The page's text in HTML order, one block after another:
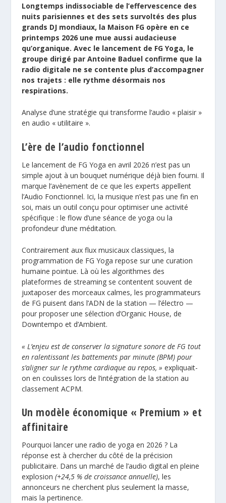
Longtemps indissociable de l’effervescence des
nuits parisiennes et des sets survoltés des plus
grands DJ mondiaux, la Maison FGopère en ce
printemps 2026 une mue aussi audacieuse
qu’organique. Avec le lancement de FG Yoga, le
groupe dirigé par Antoine Baduel confirme que la
radio digitale ne se contente plus d’accompagner
nos trajets : elle rythme désormais nos
respirations.
Analyse d’une stratégie qui transforme l’audio « plaisir »
en audio « utilitaire ».
L’ère de l’audio fonctionnel
Le lancement de FG Yoga en avril 2026 n’est pas un
simple ajout à un bouquet numérique déjà bien fourni. Il
marque l’avènement de ce que les experts appellent
l’Audio Fonctionnel. Ici, la musique n’est pas une fin en
soi, mais un outil conçu pour optimiser une activité
spécifique : le flow d’une séance de yoga ou la
profondeur d’une méditation.
Contrairement aux flux musicaux classiques, la
programmation de FG Yoga repose sur une curation
humaine pointue. Là où les algorithmes des
plateformes de streaming se contentent souvent de
juxtaposer des morceaux calmes, les programmateurs
de FG puisent dans l’ADN de la station — l’électro —
pour proposer une sélection d’Organic House, de
Downtempo et d’Ambient.
« L’enjeu est de conserver la signature sonore de FG tout
en ralentissant les battements par minute (BPM) pour
s’aligner sur le rythme cardiaque au repos, » expliquait-
on en coulisses lors de l’intégration de la station au
classement ACPM.
Un modèle économique « Premium » et
affinitaire
Pourquoi lancer une radio de yoga en 2026 ? La
réponse est à chercher du côté de la précision
publicitaire. Dans un marché de l’audio digital en pleine
explosion (+24,5 % de croissance annuelle), les
annonceurs ne cherchent plus seulement la masse,
mais la pertinence.